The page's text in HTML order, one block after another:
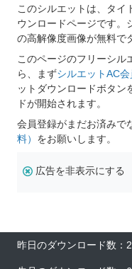
このシルエットは、タイ
ウンロードページです。
の高解像度画像が無料で
このページのフリーシル
ら、まずシルエットAC
ットダウンロードボタン
ドが開始されます。
会員登録がまだお済みで
料） をお願いします。
広告を非表示にする
昨日のダウンロード数：